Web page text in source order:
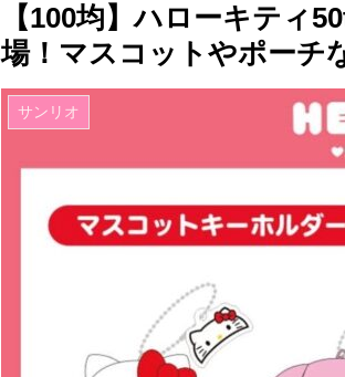
【100均】ハローキティ
場！マスコットやポーチ
サンリオ